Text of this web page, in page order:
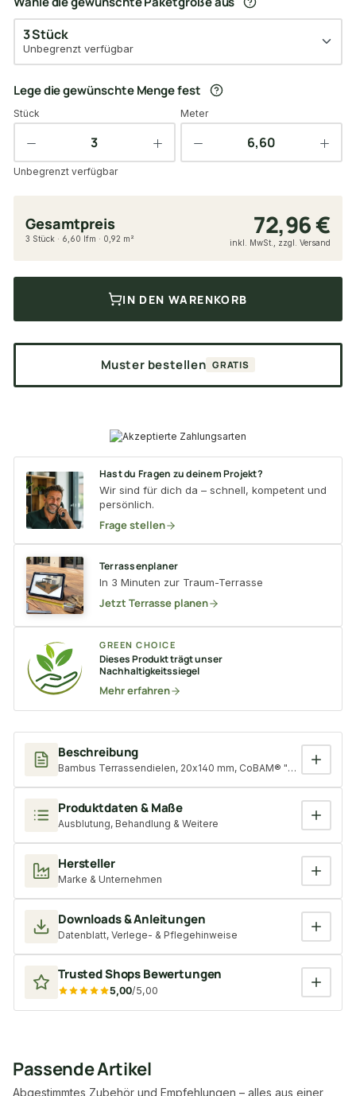
Beschreibung
Bambus Terrassendielen, 20x140 mm, CoBAM® "Exclusive
Produktdaten & Maße
Ausblutung, Behandlung & Weitere
Hersteller
Marke & Unternehmen
Downloads & Anleitungen
Datenblatt, Verlege- & Pflegehinweise
Trusted Shops Bewertungen
5,00/5,00
3 Stück
Unbegrenzt verfügbar
Lege die gewünschte Menge fest
Stück Meter
Unbegrenzt verfügbar
Gesamtpreis 72,96 €
3 Stück · 6,60 lfm · 0,92 m² inkl. MwSt., zzgl. Versand
IN DEN WARENKORB
Muster bestellen GRATIS
Hast du Fragen zu deinem Projekt?
Wir sind für dich da – schnell, kompetent und
persönlich.
Frage stellen
Terrassenplaner
In 3 Minuten zur Traum-Terrasse
Jetzt Terrasse planen
GREEN CHOICE
Dieses Produkt trägt unser
Nachhaltigkeitssiegel
Mehr erfahren
Passende Artikel
Abgestimmtes Zubehör und Empfehlungen – alles aus einer